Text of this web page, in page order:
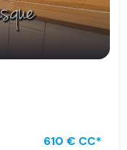
610 € CC*